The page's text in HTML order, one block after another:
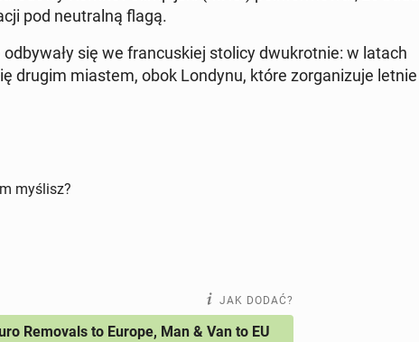
pod neu­tral­ną flagą.
się we fran­cu­skiej stolicy dwu­krot­nie: w latach
drugim miastem, obok Londynu, które zor­ga­ni­zu­je letnie
myślisz?
JAK DODAĆ?
Removals to Europe, Man & Van to EU